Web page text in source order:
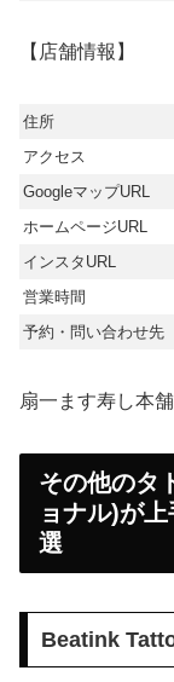
【店舗情報】
住所
アクセス
GoogleマップURL
ホームページURL
インスタURL
営業時間
予約・問い合わせ先
扇一ます寿し本
その他のタ
ョナル)が
選
Beatink